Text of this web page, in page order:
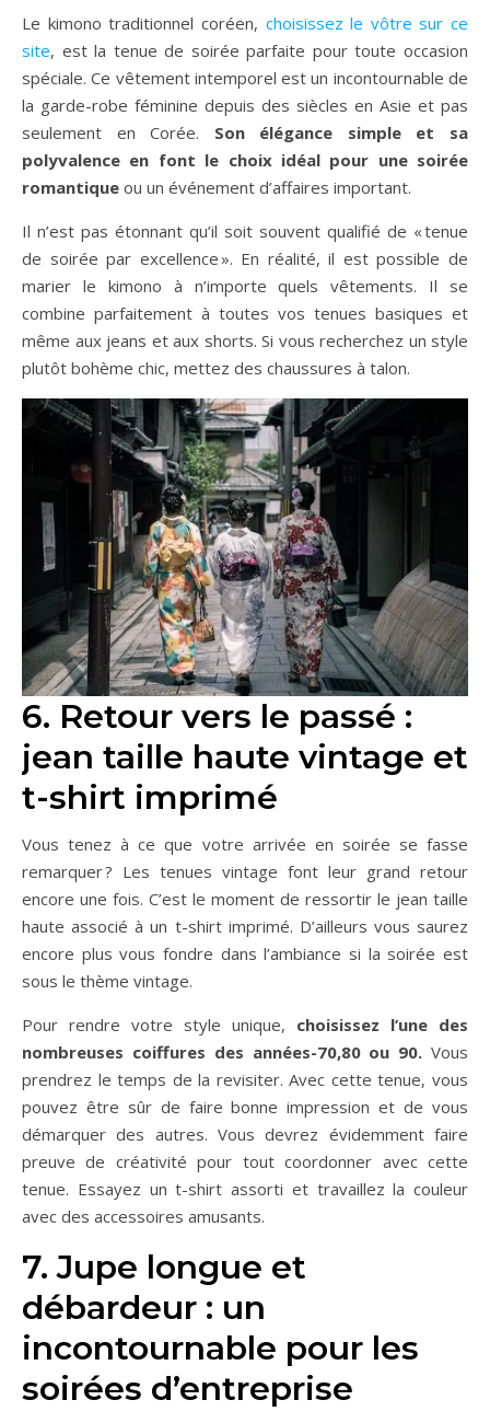
Le kimono traditionnel coréen, choisissez le vôtre sur ce
site, est la tenue de soirée parfaite pour toute occasion
spéciale. Ce vêtement intemporel est un incontournable de
la garde-robe féminine depuis des siècles en Asie et pas
seulement en Corée. Son élégance simple et sa
polyvalence en font le choix idéal pour une soirée
romantique ou un événement d’affaires important.
Il n’est pas étonnant qu’il soit souvent qualifié de « tenue
de soirée par excellence ». En réalité, il est possible de
marier le kimono à n’importe quels vêtements. Il se
combine parfaitement à toutes vos tenues basiques et
même aux jeans et aux shorts. Si vous recherchez un style
plutôt bohème chic, mettez des chaussures à talon.
6. Retour vers le passé :
jean taille haute vintage et
t-shirt imprimé
Vous tenez à ce que votre arrivée en soirée se fasse
remarquer ? Les tenues vintage font leur grand retour
encore une fois. C’est le moment de ressortir le jean taille
haute associé à un t-shirt imprimé. D’ailleurs vous saurez
encore plus vous fondre dans l’ambiance si la soirée est
sous le thème vintage.
Pour rendre votre style unique, choisissez l’une des
nombreuses coiffures des années-70,80 ou 90. Vous
prendrez le temps de la revisiter. Avec cette tenue, vous
pouvez être sûr de faire bonne impression et de vous
démarquer des autres. Vous devrez évidemment faire
preuve de créativité pour tout coordonner avec cette
tenue. Essayez un t-shirt assorti et travaillez la couleur
avec des accessoires amusants.
7. Jupe longue et
débardeur : un
incontournable pour les
soirées d’entreprise